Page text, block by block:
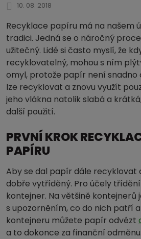
10. 08. 2018
Recyklace papíru má na našem
tradici. Jedná se o náročný
užitečný. Lidé si často myslí, že
recyklovatelný, mohou s ním
omyl, protože papír není snadno
lze recyklovat a znovu využít
jeho vlákna natolik slabá a
další použití.
PRVNÍ KROK
PAPÍRU
Aby se dal papír dále recyklovat
dobře vytříděný. Pro účely
kontejner. Na většině kontejnerů
s upozorněním, co do nich patří
kontejneru můžete papír odvézt
a to dokonce za finanční odměnu.